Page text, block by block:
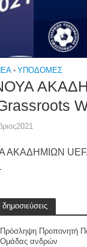
• ΥΠΟΔΟΜΈΣ
ΑΚΑΔΗΜΙΩΝ
Πρόσληψη Προπονητή
Ομάδας ανδρών